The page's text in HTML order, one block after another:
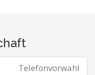
Telefonvorwahl